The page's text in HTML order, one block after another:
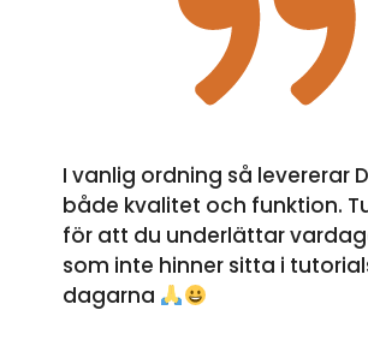
I vanlig ordning så levererar
både kvalitet och funktion.
för att du underlättar
som inte hinner sitta i
dagarna